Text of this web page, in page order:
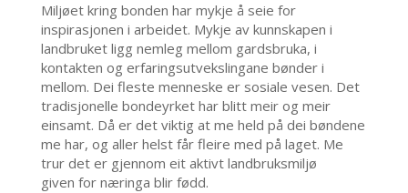
Miljøet kring bonden har mykje å seie for
inspirasjonen i arbeidet. Mykje av kunnskapen i
landbruket ligg nemleg mellom gardsbruka, i
kontakten og erfaringsutvekslingane bønder i
mellom. Dei fleste menneske er sosiale vesen. Det
tradisjonelle bondeyrket har blitt meir og meir
einsamt. Då er det viktig at me held på dei bøndene
me har, og aller helst får fleire med på laget. Me
trur det er gjennom eit aktivt landbruksmiljø
given for næringa blir fødd.